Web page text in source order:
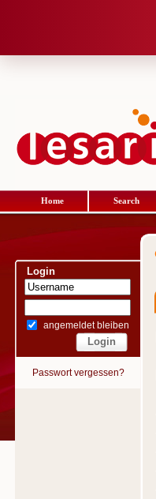
Home Search
Login
angemeldet bleiben
Passwort vergessen?